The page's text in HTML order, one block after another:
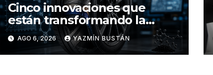
Cinco innovaciones que
están transformando la
industria de los neumáticos y
redefinen el futuro de la
movilidad
AGO 6, 2026 YAZMÍN BUSTÁN